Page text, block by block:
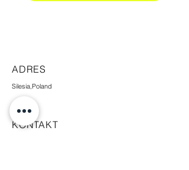
ADRES
Silesia,Poland
KONTAKT